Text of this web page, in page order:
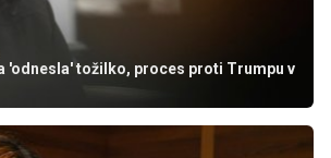
'odnesla' tožilko, proces proti Trumpu v